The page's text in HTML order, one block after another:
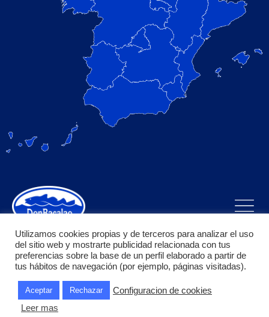
Bacalao Puerta S.L. todos los derechos reservados, pagina
diseñada y desarrollada por Garnacha Solutions
Utilizamos cookies propias y de terceros para analizar el uso
del sitio web y mostrarte publicidad relacionada con tus
preferencias sobre la base de un perfil elaborado a partir de
tus hábitos de navegación (por ejemplo, páginas visitadas).
Aceptar Rechazar
Configuracion de cookies
Leer mas